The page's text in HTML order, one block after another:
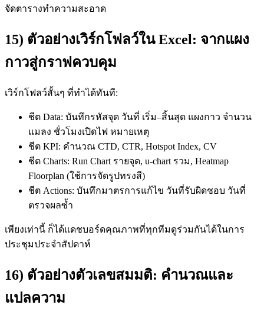
จัดตารางทำความสะอาด
15) ตัวอย่างเวิร์กโฟลว์ใน Excel: จากแผง
กาวสู่กราฟควบคุม
เวิร์กโฟลว์สั้นๆ ที่ทำได้ทันที:
ชีต Data: บันทึกรหัสจุด วันที่ เริ่ม–สิ้นสุด แผงกาว จำนวน
แมลง ชั่วโมงเปิดไฟ หมายเหตุ
ชีต KPI: คำนวณ CTD, CTR, Hotspot Index, CV
ชีต Charts: Run Chart รายจุด, u-chart รวม, Heatmap
Floorplan (ใช้การจัดรูปทรงสี)
ชีต Actions: บันทึกมาตรการแก้ไข วันที่รับผิดชอบ วันที่
ตรวจผลซ้ำ
เพียงเท่านี้ ก็ได้แดชบอร์ดคุณภาพที่ทุกทีมดูร่วมกันได้ในการ
ประชุมประจำสัปดาห์
16) ตัวอย่างตัวเลขสมมติ: คำนวณและ
แปลความ